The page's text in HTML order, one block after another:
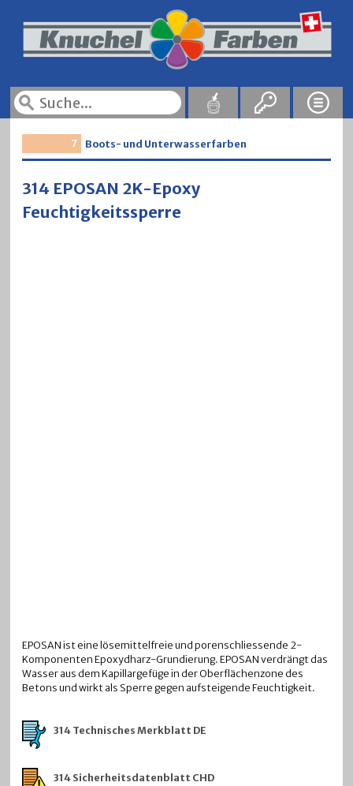
7 Boots- und Unterwasserfarben
314 EPOSAN 2K-Epoxy
Feuchtigkeitssperre
EPOSAN ist eine lösemittelfreie und porenschliessende 2-
Komponenten Epoxydharz-Grundierung. EPOSAN verdrängt das
Wasser aus dem Kapillargefüge in der Oberflächenzone des
Betons und wirkt als Sperre gegen aufsteigende Feuchtigkeit.
314 Technisches Merkblatt DE
314 Sicherheitsdatenblatt CHD